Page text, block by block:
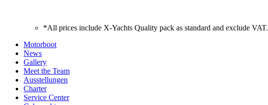
*All prices include X-Yachts Quality pack as standard and exclude VAT.
Motorboot
News
Gallery
Meet the Team
Ausstellungen
Charter
Service Center